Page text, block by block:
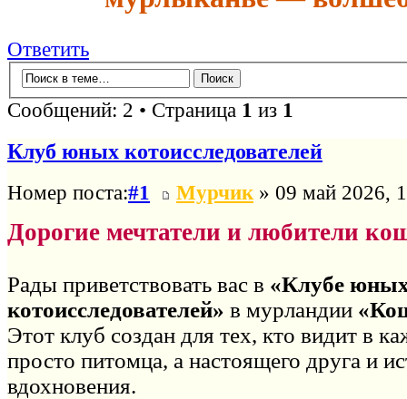
Ответить
Сообщений: 2 • Страница 1 из 1
Клуб юных котоисследователей
Номер поста:#1 Мурчик» 09 май 2026,
Дорогие мечтатели и любители
Рады приветствовать вас в «Клубе
котоисследователей» в мурландии
Этот клуб создан для тех, кто видит в
просто питомца, а настоящего друга и
вдохновения.